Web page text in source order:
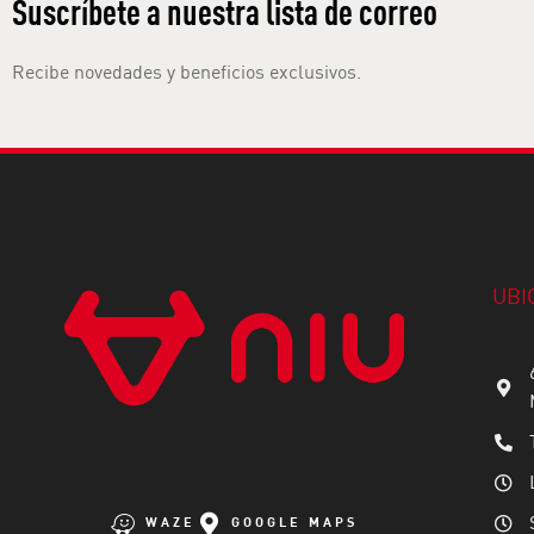
Suscríbete a nuestra lista de correo
Recibe novedades y beneficios exclusivos.
WAZE GOOGLE MAPS